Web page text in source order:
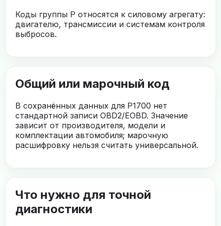
Коды группы P относятся к силовому агрегату:
двигателю, трансмиссии и системам контроля
выбросов.
Общий или марочный код
В сохранённых данных для P1700 нет
стандартной записи OBD2/EOBD. Значение
зависит от производителя, модели и
комплектации автомобиля; марочную
расшифровку нельзя считать универсальной.
Что нужно для точной
диагностики